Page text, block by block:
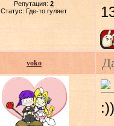
Репутация:2
Статус:Где-то гуляет
voko